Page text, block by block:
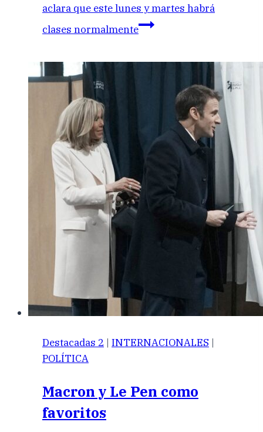
aclara que este lunes y martes habrá
clases normalmente
Destacadas 2 | INTERNACIONALES |
POLÍTICA
Macron y Le Pen como
favoritos